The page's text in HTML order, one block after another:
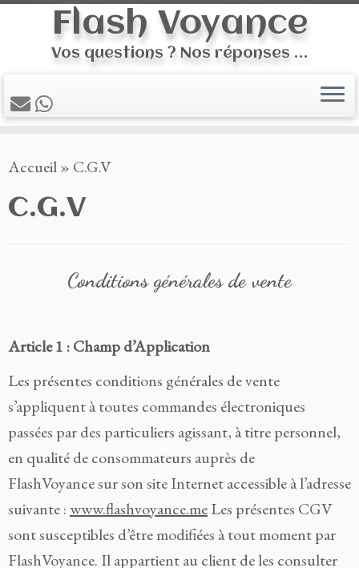
to
content
Flash Voyance
Vos questions ? Nos réponses …
Accueil» C.G.V
C.G.V
Conditions générales de vente
Article 1 : Champ d’Application
Les présentes conditions générales de vente
s’appliquent à toutes commandes électroniques
passées par des particuliers agissant, à titre personnel,
en qualité de consommateurs auprès de
FlashVoyance sur son site Internet accessible à l’adresse
suivante : www.flashvoyance.meLes présentes CGV
sont susceptibles d’être modifiées à tout moment par
FlashVoyance. Il appartient au client de les consulter